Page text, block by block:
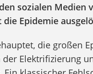
sozialen
Epidemie
die großen
Elektrifizierung